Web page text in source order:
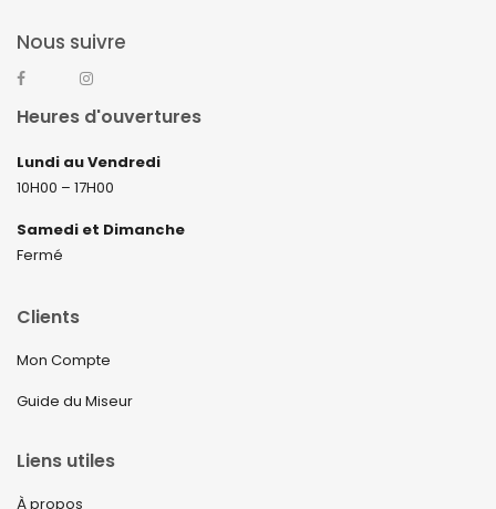
Nous suivre
Heures d'ouvertures
Lundi au Vendredi
10H00 – 17H00
Samedi et Dimanche
Fermé
Clients
Mon Compte
Guide du Miseur
Liens utiles
À propos